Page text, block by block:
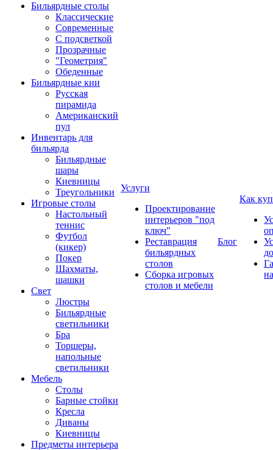
Бильярдные столы
Классические
Современные
С подсветкой
Прозрачные
"Геометрия"
Обеденные
Бильярдные кии
Русская
пирамида
Американский
пул
Инвентарь для
бильярда
Бильярдные
шары
Киевницы
Треугольники
Игровые столы
Настольный
теннис
Футбол
(кикер)
Покер
Шахматы,
шашки
Свет
Люстры
Бильярдные
светильники
Бра
Торшеры,
напольные
светильники
Мебель
Столы
Барные стойки
Кресла
Диваны
Киевницы
Предметы интерьера
Услуги
Проектирование
интерьеров "под
ключ"
Реставрация
бильярдных
столов
Сборка игровых
столов и мебели
Блог
Как